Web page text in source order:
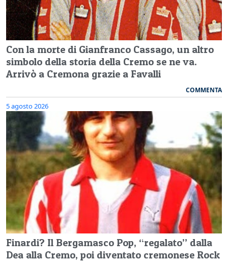
Con la morte di Gianfranco Cassago, un altro
simbolo della storia della Cremo se ne va.
Arrivò a Cremona grazie a Favalli
COMMENTA
5 agosto 2026
Finardi? Il Bergamasco Pop, “regalato” dalla
Dea alla Cremo, poi diventato cremonese Rock